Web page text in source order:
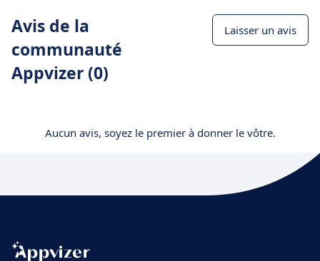
Avis de la
communauté
Appvizer (0)
Laisser un avis
Aucun avis, soyez le premier à donner le vôtre.